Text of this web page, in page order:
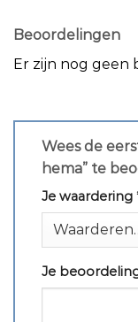
Beoordelingen
Er zijn nog geen
Wees de
hema” te
Je waardering
Je